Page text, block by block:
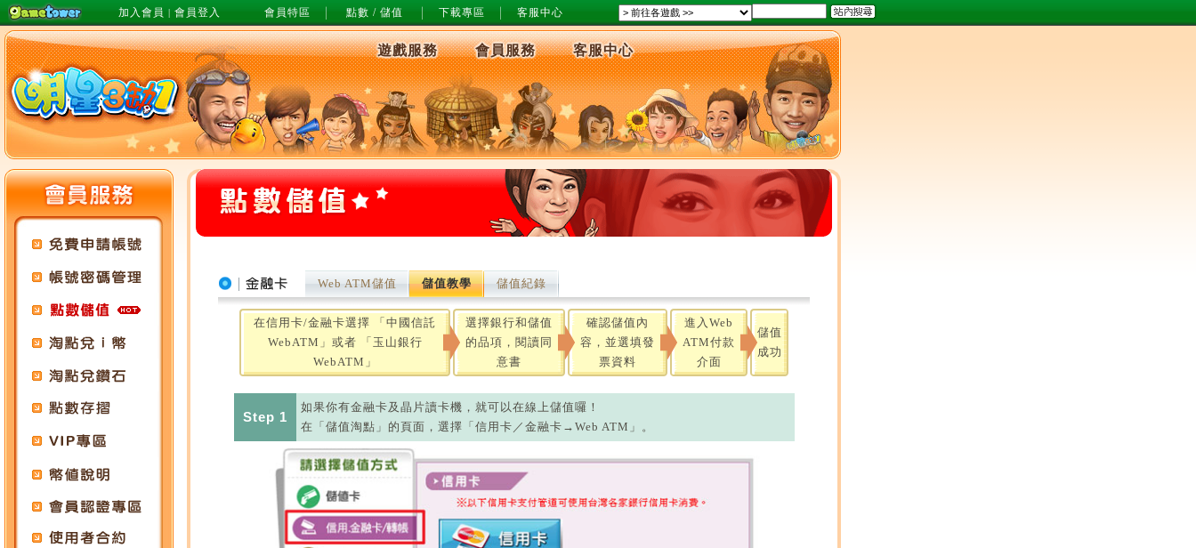
加入會員 | 會員登入 會員特區 點數 / 儲值 下載專區 客服中心
遊戲服務 會員服務 客服中心
Web ATM儲值 儲值教學 儲值紀錄
在信用卡/金融卡選擇 「中國信託
WebATM」或者 「玉山銀行
WebATM」
選擇銀行和儲值
的品項，閱讀同
意書
確認儲值內
容，並選填發
票資料
進入Web
ATM付款
介面
儲值
成功
Step 1
如果你有金融卡及晶片讀卡機，就可以在線上儲值囉！
在「儲值淘點」的頁面，選擇「信用卡／金融卡→Web ATM」。